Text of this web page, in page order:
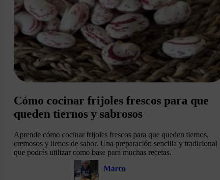
Cómo cocinar frijoles frescos para que
queden tiernos y sabrosos
Aprende cómo cocinar frijoles frescos para que queden tiernos,
cremosos y llenos de sabor. Una preparación sencilla y tradicional
que podrás utilizar como base para muchas recetas.
Marco